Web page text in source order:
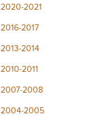
2020-2021
2016-2017
2013-2014
2010-2011
2007-2008
2004-2005